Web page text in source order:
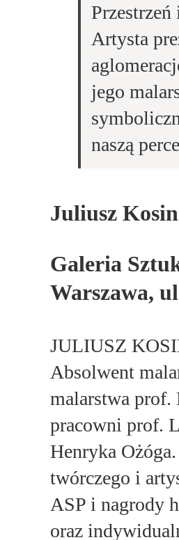
Artysta
jego
naszą
Juliusz
Galeria
Warszawa,
JULIUSZ
Absolwent
malarstwa
pracowni prof.
Henryka
twórczego i
ASP i nagrody
oraz